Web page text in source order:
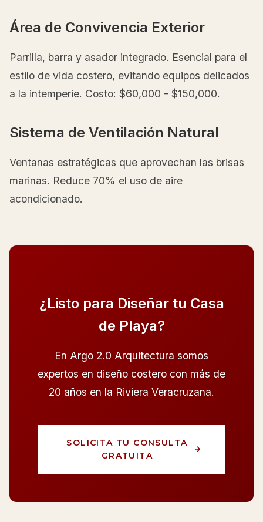
Área de Convivencia Exterior
Parrilla, barra y asador integrado. Esencial para el
estilo de vida costero, evitando equipos delicados
a la intemperie. Costo: $60,000 - $150,000.
Sistema de Ventilación Natural
Ventanas estratégicas que aprovechan las brisas
marinas. Reduce 70% el uso de aire
acondicionado.
¿Listo para Diseñar tu Casa
de Playa?
En Argo 2.0 Arquitectura somos
expertos en diseño costero con más de
20 años en la Riviera Veracruzana.
SOLICITA TU CONSULTA
GRATUITA